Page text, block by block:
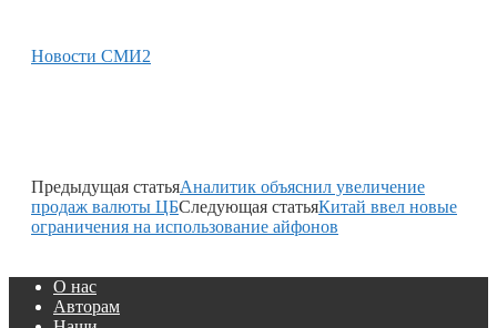
Новости СМИ2
Предыдущая статьяАналитик объяснил увеличение
продаж валюты ЦБСледующая статьяКитай ввел новые
ограничения на использование айфонов
О нас
Авторам